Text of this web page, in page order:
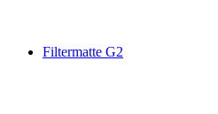
Filtermatte G2